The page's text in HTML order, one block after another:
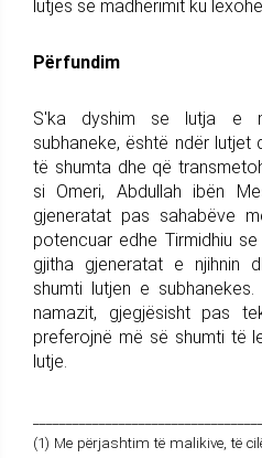
lutjes së madhërimit ku
Përfundim
S'ka dyshim se lutja e
subhaneke, është ndër
të shumta dhe që
si Omeri, Abdullah ibën
gjeneratat pas sahabëve
potencuar edhe Tirmidhiu
gjitha gjeneratat e njihnin
shumti lutjen e
namazit, gjegjësisht pas
preferojnë më së shumti të
lutje.
(1) Me përjashtim të malikive, të